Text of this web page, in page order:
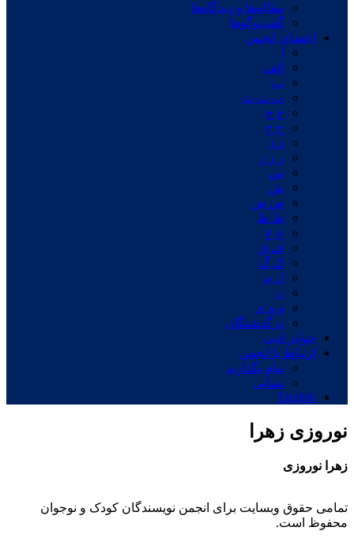
مقاله‌ها و دیدگاه‌ها
گفت‌وگوها
اعضای انجمن
الف
ب
پ ت ث
ج چ
ح خ
د ذ
ر ز ژ
س
ش
ص ض
ط ظ
ع غ
ف ق
ک گ
ل م
ن
و ه ی
درگذشتگان
جوایز ادبی
ارتباط با انجمن
پیام بگذارید
نشانی
English
نوروزی زهرا
زهرا نوروزی
تمامی حقوق وبسایت برای انجمن نویسندگان کودک و نوجوان
محفوظ است.